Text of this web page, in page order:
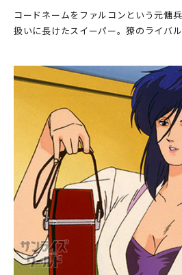
コードネームをファルコンという元傭
扱いに長けたスイーパー。獠のライバル